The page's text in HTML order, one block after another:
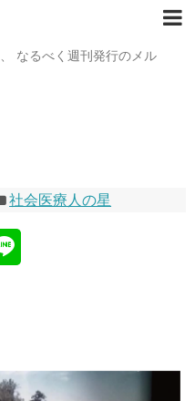
なるべく週刊発行のメル
社会医療人の星